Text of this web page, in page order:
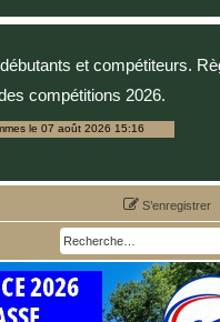
et compétiteurs.
compétitions 2026.
le 07 août 2026 15:16
S’enregistrer